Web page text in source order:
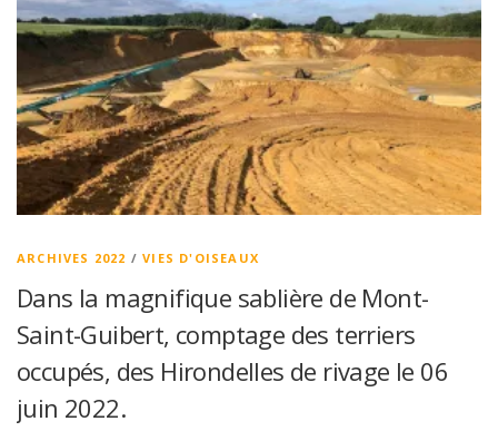
ARCHIVES 2022 /VIES D'OISEAUX
Dans la magnifique sablière de Mont-
Saint-Guibert, comptage des terriers
occupés, des Hirondelles de rivage le 06
juin 2022.